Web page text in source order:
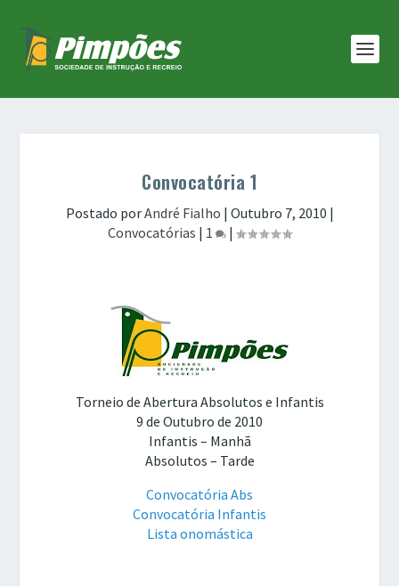
Convocatória 1
Postado porAndré Fialho | Outubro 7, 2010 |
Convocatórias | 1 |
Torneio de Abertura Absolutos e Infantis
9 de Outubro de 2010
Infantis – Manhã
Absolutos – Tarde
Convocatória Abs
Convocatória Infantis
Lista onomástica